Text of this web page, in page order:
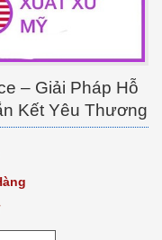
– Giải Pháp Hỗ
Kết Yêu Thương